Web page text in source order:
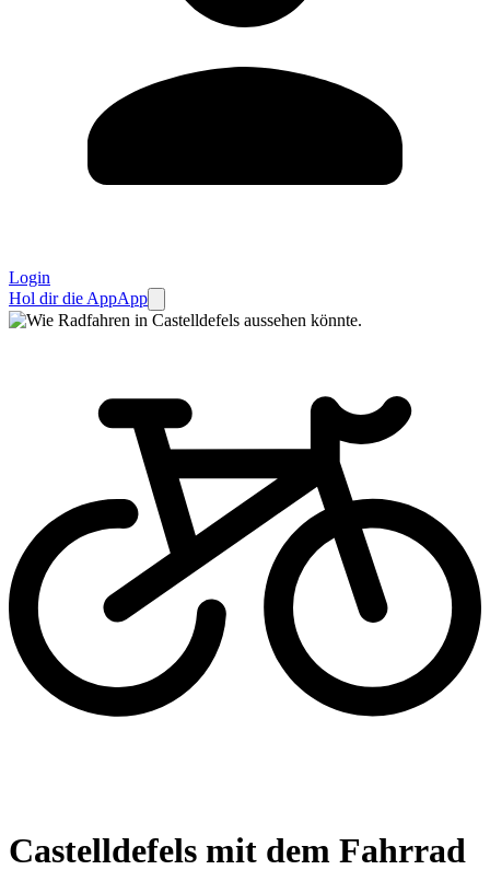
Login
Hol dir die AppApp
Castelldefels mit dem Fahrrad